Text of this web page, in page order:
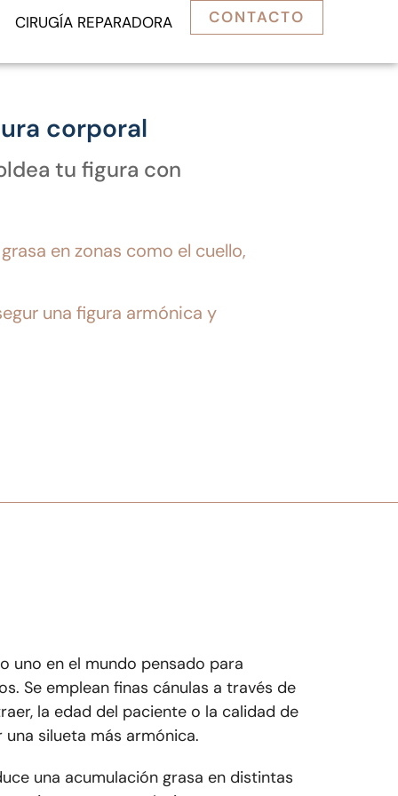
CIRUGÍA REPARADORA CONTACTO
corporal
tu figura con
en zonas como el cuello,
una figura armónica y
uno en el mundo pensado para
Se emplean finas cánulas a través de
la edad del paciente o la calidad de
silueta más armónica.
una acumulación grasa en distintas